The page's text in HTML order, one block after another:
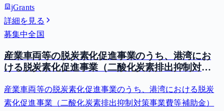
jGrants
詳細を見る
募集中全国
産業車両等の脱炭素化促進事業のうち、港湾にお
ける脱炭素化促進事業（二酸化炭素排出抑制対策
産業車両等の脱炭素化促進事業のうち、港湾における脱炭
素化促進事業（二酸化炭素排出抑制対策事業費等補助金）